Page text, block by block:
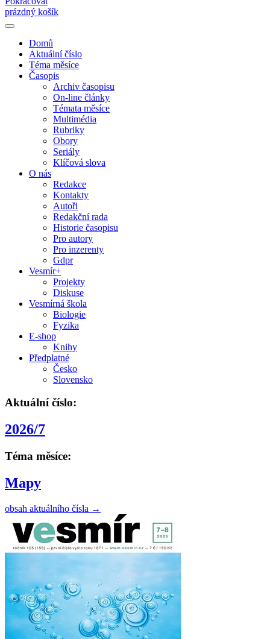
prázdný košík
Domů
Aktuální číslo
Téma měsíce
Časopis
Archiv časopisu
On-line články
Témata měsíce
Multimédia
Rubriky
Obory
Seriály
Klíčová slova
O nás
Redakce
Kontakty
Autoři
Redakční rada
Historie časopisu
Pro autory
Pro inzerenty
Gdpr
Vesmír+
Projekty
Diskuse
Vesmírná škola
Biologie
Fyzika
E-shop
Knihy
Předplatné
Česko
Slovensko
Aktuální číslo:
2026/7
Téma měsíce:
Mapy
obsah aktuálního čísla →